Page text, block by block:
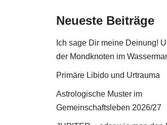
Neueste Beiträge
Ich sage Dir meine Deinung!
der Mondknoten im
Primäre Libido und Urtrauma
Astrologische Muster im
Gemeinschaftsleben 2026/27